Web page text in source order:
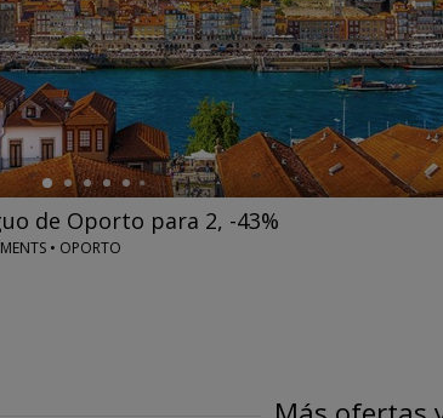
de Oporto para 2, -43%
• OPORTO